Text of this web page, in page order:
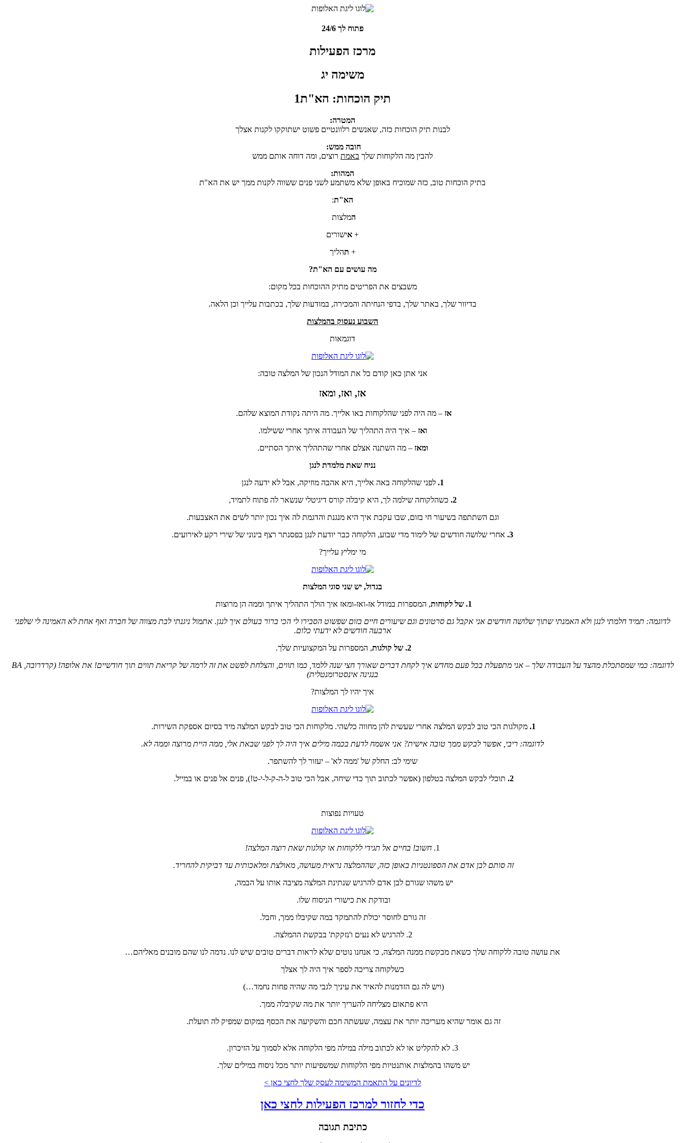
פתוח לך 24/6
מרכז הפעילות
משימה יג
תיק הוכחות: הא"ת1
המטרה:
לבנות תיק הוכחות כזה, שאנשים רלוונטיים פשוט ישתוקקו לקנות אצלך
חובה ממש:
להבין מה הלקוחות שלך באמת רוצים, ומה דוחה אותם ממש
המהות:
בתיק הוכחות טוב, כזה שמוכיח באופן שלא משתמע לשני פנים ששווה לקנות ממך יש את הא"ת
הא"ת:
המלצות
+ אישורים
+ תהליך
מה עושים עם הא"ת?
משבצים את הפריטים מתיק ההוכחות בכל מקום:
בדיוור שלך, באתר שלך, בדפי הנחיתה והמכירה, במודעות שלך, בכתבות עלייך וכן הלאה.
השבוע נעסוק בהמלצות
דוגמאות
אני אתן כאן קודם כל את המודל הנכון של המלצה טובה:
אז, ואז, ומאז
אז – מה היה לפני שהלקוחות באו אלייך. מה היתה נקודת המוצא שלהם.
ואז – איך היה התהליך של העבודה איתך אחרי ששילמו.
ומאז – מה השתנה אצלם אחרי שהתהליך איתך הסתיים.
נניח שאת מלמדת לנגן
1. לפני שהלקוחה באה אלייך, היא אהבה מוזיקה, אבל לא ידעה לנגן
2. כשהלקוחה שילמה לך, היא קיבלה קורס דיגיטלי שנשאר לה פתוח לתמיד,
וגם השתתפה בשיעור חי בזום, שבו עקבת איך היא מנגנת והדגמת לה איך נכון יותר לשים את האצבעות.
3. אחרי שלושה חודשים של לימוד מדי שבוע, הלקוחה כבר יודעת לנגן בפסנתר רצף בינוני של שירי רקע לאירועים.
מי ימליץ עלייך?
בגדול, יש שני סוגי המלצות
1. של לקוחות, המספרות במודל אז-ואז-ומאז איך הולך התהליך איתך וממה הן מרוצות
לדוגמה: תמיד חלמתי לנגן ולא האמנתי שתוך שלושה חודשים אני אקבל גם סרטונים וגם שיעורים חיים בזום שפשוט הסבירו לי הכי ברור בעולם איך לנגן. אתמול ניגנתי לבת מצווה של חברה ואף אחת לא האמינה לי שלפני
ארבעה חודשים לא ידעתי כלום.
2. של קולגות
, המספרות על המקצועיות שלך.
לדוגמה: כמי שמסתכלת מהצד על העבודה שלך – אני מתפעלת בכל פעם מחדש איך לקחת דברים שאורך חצי שנה ללמד, כמו תווים, והצלחת לפשט את זה לרמה של קריאת תווים תוך חודשיים! את אלופה! (קרדרובה, BA
בנגינה אינסטרומנטלית)
איך יהיו לך המלצות?
1. מקולגות הכי טוב לבקש המלצה אחרי שעשית להן מחווה כלשהי. מלקוחות הכי טוב לבקש המלצה מיד בסיום אספקת השירות.
לדוגמה: ריבי, אפשר לבקש ממך טובה אישית? אני אשמח לדעת בכמה מילים איך היה לך לפני שבאת אלי, ממה היית מרוצה וממה לא.
שימי לב: החלק של 'ממה לא' – יעזור לך להשתפר.
2. תוכלי לבקש המלצה בטלפון (אפשר לכתוב תוך כדי שיחה, אבל הכי טוב ל-ה-ק-ל-י-ט!), פנים אל פנים או במייל.
טעויות נפוצות
1. חשוב! בחיים אל תגידי ללקוחות או קולגות שאת רוצה המלצה!
זה סותם לבן אדם את הספונטניות באופן כזה, שההמלצה נראית מעושה, מאולצת ומלאכותית עד דביקית להחריד.
יש משהו שגורם לבן אדם להרגיש שנתינת המלצה מציבה אותו על הבמה,
ובודקת את כישורי הניסוח שלו.
זה גורם לחוסר יכולת להתמקד במה שקיבלו ממך, וחבל.
2. להרגיש לא נעים ו'נזקקת' בבקשת ההמלצה.
את עושה טובה ללקוחה שלך כשאת מבקשת ממנה המלצה, כי אנחנו נוטים שלא לראות דברים טובים שיש לנו. נדמה לנו שהם מובנים מאליהם…
כשלקוחה צריכה לספר איך היה לך אצלך
(ויש לה גם הזדמנות להאיר את עיניך לגבי מה שהיה פחות נחמד…)
היא פתאום מצליחה להעריך יותר את מה שקיבלה ממך.
זה גם אומר שהיא מעריכה יותר את עצמה, שעשתה חכם והשקיעה את הכסף במקום שמפיק לה תועלת.
3. לא להקליט או לא לכתוב מילה במילה מפי הלקוחה אלא לסמוך על הזיכרון.
יש משהו בהמלצות אותנטיות מפי הלקוחות שמשפיעות יותר מכל ניסוח במילים שלך.
לדיונים על התאמת המשימה לעסק שלך לחצי כאן >
כדי לחזור למרכז הפעילות לחצי כאן
כתיבת תגובה